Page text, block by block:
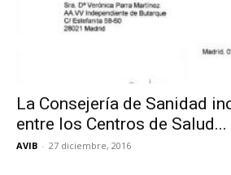
La Consejería de Sanidad
entre los Centros de Salud...
AVIB - 27 diciembre, 2016